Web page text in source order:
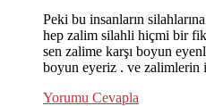
Peki bu insanların
hep zalim silahli hiçmi bir
sen zalime karşı boyun
boyun eyeriz . ve zalimlerin
Yorumu Cevapla